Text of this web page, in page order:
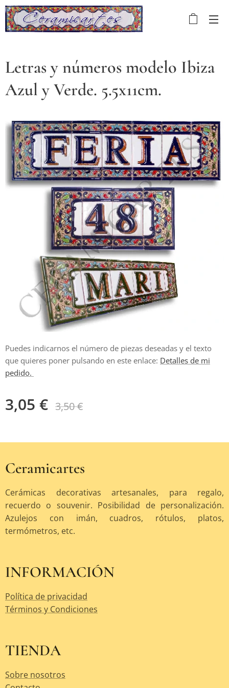
Letras y números modelo Ibiza
Azul y Verde. 5.5x11cm.
Puedes indicarnos el número de piezas deseadas y el texto
que quieres poner pulsando en este enlace: Detalles de mi
pedido.
3,05 € 3,50€
Ceramicartes
Cerámicas decorativas artesanales, para regalo,
recuerdo o souvenir. Posibilidad de personalización.
Azulejos con imán, cuadros, rótulos, platos,
termómetros, etc.
INFORMACIÓN
Política de privacidad
Términos y Condiciones
TIENDA
Sobre nosotros